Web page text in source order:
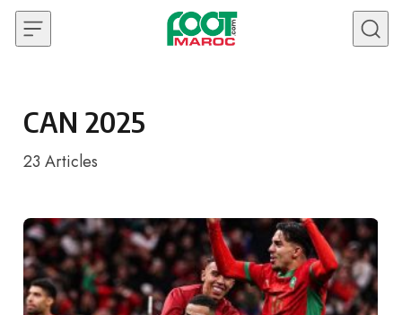
Skip to content
CAN 2025
23 Articles